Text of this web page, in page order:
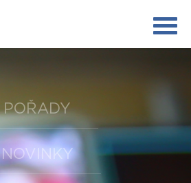
POŘADY
NOVINKY